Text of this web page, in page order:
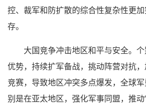
控、裁军和防扩散的综合性复杂性更
存。
大国竞争冲击地区和平与安全。
优势，持续扩军备战，挑动阵营对抗
竞赛，导致地区冲突多点爆发，全球
别是在亚太地区，强化军事同盟，推动